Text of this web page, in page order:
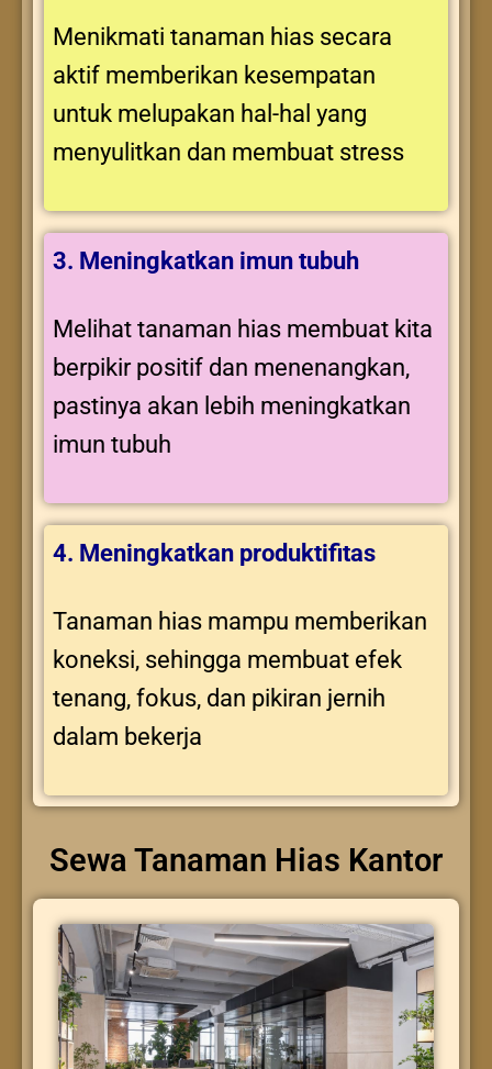
Menikmati tanaman hias secara
aktif memberikan kesempatan
untuk melupakan hal-hal yang
menyulitkan dan membuat stress
3. Meningkatkan imun tubuh
Melihat tanaman hias membuat kita
berpikir positif dan menenangkan,
pastinya akan lebih meningkatkan
imun tubuh
4. Meningkatkan produktifitas
Tanaman hias mampu memberikan
koneksi, sehingga membuat efek
tenang, fokus, dan pikiran jernih
dalam bekerja
Sewa Tanaman Hias Kantor